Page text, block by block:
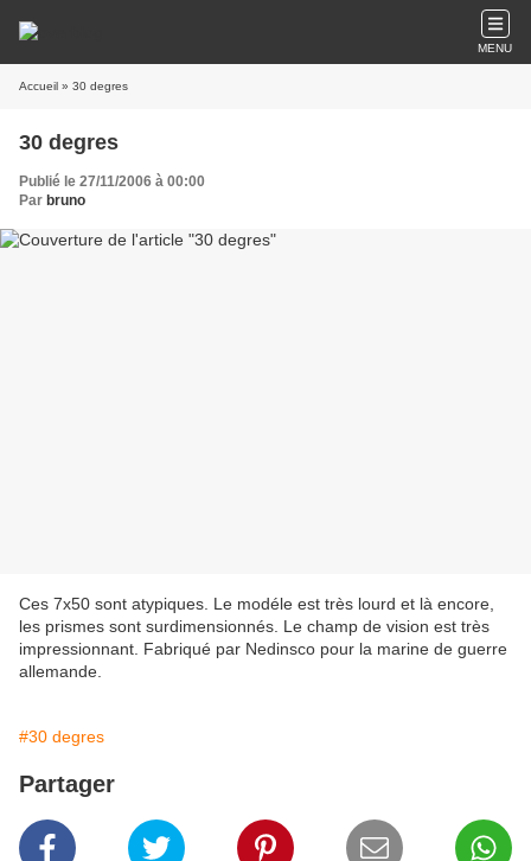
MENU
Accueil » 30 degres
30 degres
Publié le 27/11/2006 à 00:00
Par bruno
Ces 7x50 sont atypiques. Le modéle est très lourd et là encore,
les prismes sont surdimensionnés. Le champ de vision est très
impressionnant. Fabriqué par Nedinsco pour la marine de guerre
allemande.
#30 degres
Partager